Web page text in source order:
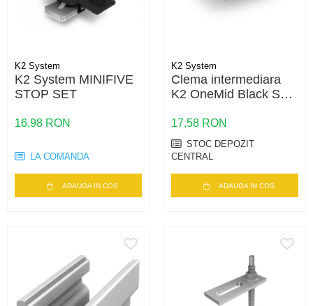
K2 System
K2 System MINIFIVE
STOP SET
16,98 RON
LA COMANDA
ADAUGA IN COS
K2 System
Clema intermediara
K2 OneMid Black Set
30-42mm, negru
17,58 RON
STOC DEPOZIT
CENTRAL
ADAUGA IN COS